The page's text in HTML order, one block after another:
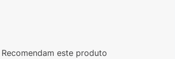
Recomendam este produto